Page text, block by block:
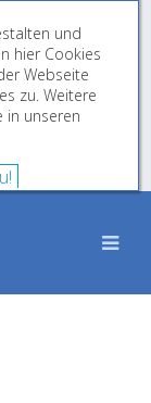
und
hier Cookies
Webseite
zu. Weitere
in unseren